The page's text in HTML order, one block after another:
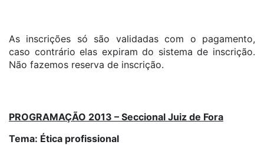
As inscrições só são validadas com o pagamento,
caso contrário elas expiram do sistema de inscrição.
Não fazemos reserva de inscrição.
PROGRAMAÇÃO 2013 – Seccional Juiz de Fora
Tema: Ética profissional